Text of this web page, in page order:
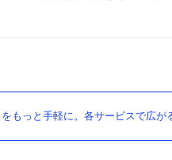
もっと手軽に。各サービスで広が